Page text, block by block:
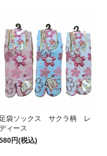
足袋ソックス サクラ柄 レ
ィース
円(税込)